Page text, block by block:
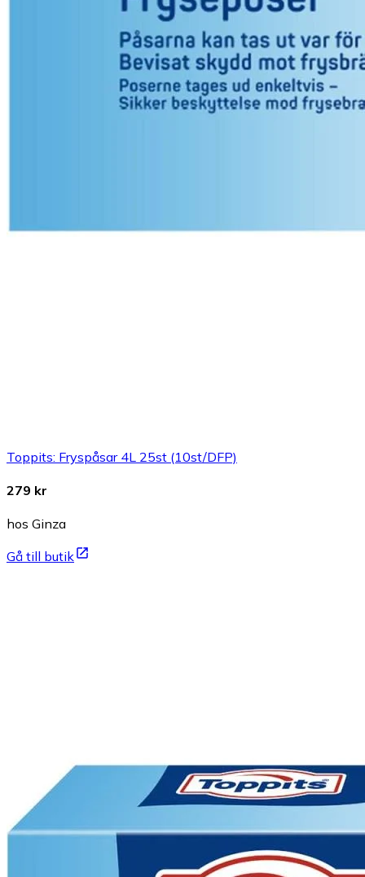
Toppits: Fryspåsar 4L 25st (10st/DFP)
279 kr
hos Ginza
Gå till butik